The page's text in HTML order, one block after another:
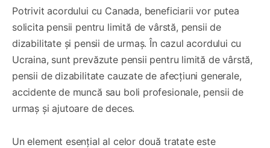
Potrivit acordului cu Canada, beneficiarii vor putea
solicita pensii pentru limită de vârstă, pensii de
dizabilitate și pensii de urmaș. În cazul acordului cu
Ucraina, sunt prevăzute pensii pentru limită de vârstă,
pensii de dizabilitate cauzate de afecțiuni generale,
accidente de muncă sau boli profesionale, pensii de
urmaș și ajutoare de deces.
Un element esențial al celor două tratate este